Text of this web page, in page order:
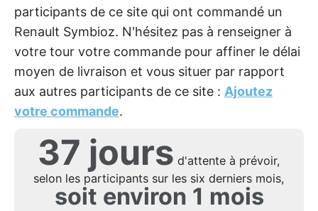
participants de ce site qui ont commandé un
Renault Symbioz. N'hésitez pas à renseigner à
votre tour votre commande pour affiner le délai
moyen de livraison et vous situer par rapport
aux autres participants de ce site : Ajoutez
votre commande.
37 jours d'attente à prévoir,
selon les participants sur les six derniers mois,
soit environ 1 mois